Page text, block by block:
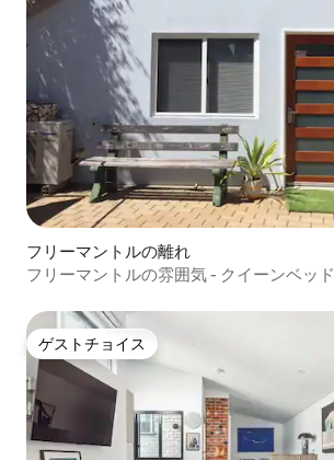
フリーマントルの離れ
フリーマントルの雰囲気 - クイーンベッド
ゲストチョイス
ゲストチョイス